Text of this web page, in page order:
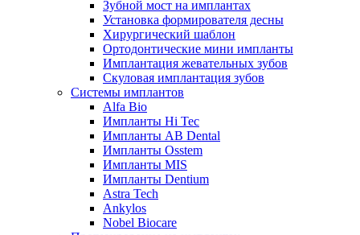
Зубной мост на имплантах
Установка формирователя десны
Хирургический шаблон
Ортодонтические мини импланты
Имплантация жевательных зубов
Скуловая имплантация зубов
Системы имплантов
Alfa Bio
Импланты Hi Tec
Импланты AB Dental
Импланты Osstem
Импланты MIS
Импланты Dentium
Astra Tech
Ankylos
Nobel Biocare